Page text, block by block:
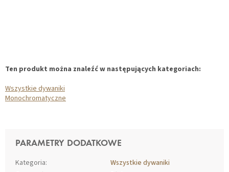
Ten produkt można znaleźć w następujących kategoriach:
Wszystkie dywaniki
Monochromatyczne
PARAMETRY DODATKOWE
Kategoria:
Wszystkie dywaniki